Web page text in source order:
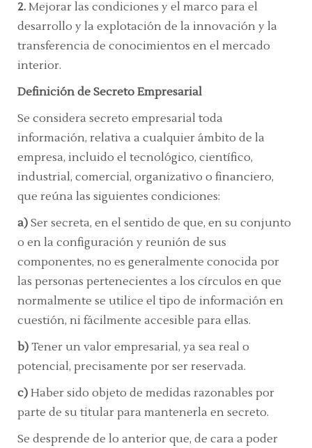
2. Mejorar las condiciones y el marco para el
desarrollo y la explotación de la innovación y la
transferencia de conocimientos en el mercado
interior.
Definición de Secreto Empresarial
Se considera secreto empresarial toda
información, relativa a cualquier ámbito de la
empresa, incluido el tecnológico, científico,
industrial, comercial, organizativo o financiero,
que reúna las siguientes condiciones:
a) Ser secreta, en el sentido de que, en su conjunto
o en la configuración y reunión de sus
componentes, no es generalmente conocida por
las personas pertenecientes a los círculos en que
normalmente se utilice el tipo de información en
cuestión, ni fácilmente accesible para ellas.
b) Tener un valor empresarial, ya sea real o
potencial, precisamente por ser reservada.
c) Haber sido objeto de medidas razonables por
parte de su titular para mantenerla en secreto.
Se desprende de lo anterior que, de cara a poder